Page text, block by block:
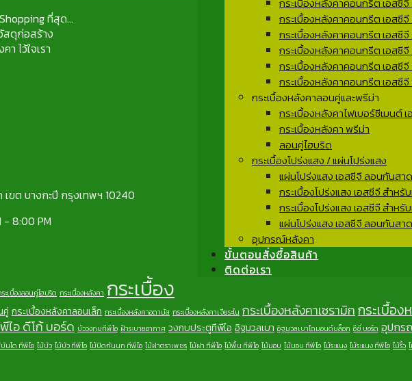
กระเบื้องหลังคาคอนกรีต เอสซี
กระเบื้องหลังคาคอนกรีต เอสซี
กระเบื้องหลังคาคอนกรีต เอสซี
กระเบื้องหลังคาคอนกรีต เอสซี
กระเบื้องหลังคาคอนกรีต เอสซี
กระเบื้องหลังคาลอนคู่และพรีม่า
กระเบื้องหลังคาไฟเบอร์ซีเมนต์
กระเบื้องหลังคา พรีม่า
ลอนคู่ไฮบริด
กระเบื้องโปร่งแสง / แผ่นโปร่งแสง
แผ่นโปร่งแสง เอสซีจี ลอนกันสาด
กระเบื้องโปร่งแสง เอสซีจี สำห
กระเบื้องโปร่งแสง เอสซีจี สำห
แผ่นโปร่งแสง เอสซีจี ลอนกันส
อุปกรณ์หลังคา
ขั้นตอนสั่งซื้อสินค้า
ติดต่อเรา
ที่สุด...
สดุก่อสร้าง
า ไว้ใจเรา
ขต บางกะปี กรุงเทพฯ 10240
- 8:00 PM
ะเบื้องลอนคู่ไฮบริด กระเบื้องหลังคา กระเบื้อง
คู่ กระเบื้องหลังคาลอนเล็ก กระเบื้องหลังคาอดามัส กระเบื้องหลังคาเจียระไน กระเบื้องหลังคาเซรามิกกระเบื้อง
ไอ ดีโก้ บอร์ด บัววงกบทีพีไอ ฝ้าระบายอากาศ วงกบประตูทีพีไอ อิฐมวลเบา อิฐมวลเบาไดมอนด์บล็อก อีซี่ บอร์ด อุปกร
นได ทีพีไอ ไม้บัว ไม้บัว ทีพีไอ ไม้ปิดกันนก ทีพีไอ ไม้ฝาตราเพชร ไม้ฝา ทีพีไอ ไม้พื้น ทีพีไอ ไม้มอบ ไม้มอบ ทีพีไอ ไม้ระแนง ไม้ระแนง ทีพีไอ ไม้รั้ว